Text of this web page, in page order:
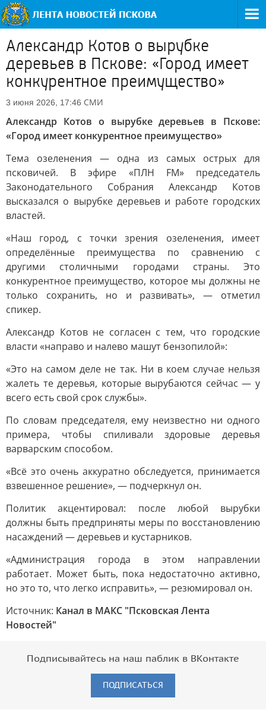
Александр Котов о вырубке
деревьев в Пскове: «Город имеет
конкурентное преимущество»
3 июня 2026, 17:46 СМИ
Александр Котов о вырубке деревьев в Пскове:
«Город имеет конкурентное преимущество»
Тема озеленения — одна из самых острых для
псковичей. В эфире «ПЛН FM» председатель
Законодательного Собрания Александр Котов
высказался о вырубке деревьев и работе городских
властей.
«Наш город, с точки зрения озеленения, имеет
определённые преимущества по сравнению с
другими столичными городами страны. Это
конкурентное преимущество, которое мы должны не
только сохранить, но и развивать», — отметил
спикер.
Александр Котов не согласен с тем, что городские
власти «направо и налево машут бензопилой»:
«Это на самом деле не так. Ни в коем случае нельзя
жалеть те деревья, которые вырубаются сейчас — у
всего есть свой срок службы».
По словам председателя, ему неизвестно ни одного
примера, чтобы спиливали здоровые деревья
варварским способом.
«Всё это очень аккуратно обследуется, принимается
взвешенное решение», — подчеркнул он.
Политик акцентировал: после любой вырубки
должны быть предприняты меры по восстановлению
насаждений — деревьев и кустарников.
«Администрация города в этом направлении
работает. Может быть, пока недостаточно активно,
но это то, что легко исправить», — резюмировал он.
Источник: Канал в МАКС "Псковская Лента
Новостей"
Подписывайтесь на наш паблик в ВКонтакте
ПОДПИСАТЬСЯ